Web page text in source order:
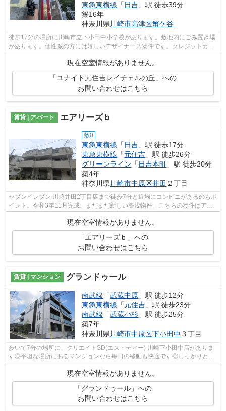
東急東横線 「 日吉 」駅 徒歩39分
築16年
神奈川県川崎市高津区蟹ケ谷
徒歩17分の場所に川崎市立下小田中小学校があります。敷地内にごみ置き場
があります。個性派の方には嬉しいデザイナーズ物件です。クレジットカー
現在空室情報がありません。
「ユナイト元住吉レイチェルの丘」への
お問い合わせはこちら
賃貸 | アパート エアリーズｂ
敷0
東急東横線 「 日吉 」駅 徒歩17分
東急東横線 「元住吉 」駅 徒歩26分
グリーンライン 「 日吉本町 」駅 徒歩20分
築4年
神奈川県 川崎市中原区井田 ２丁目
セブンイレブン 川崎井田2丁目店まで徒歩7分と近場にコンビニがあるのもポ
イント。令和3年11月完成、まだまだ新しい築浅物件。こちらの物件はアパ
ートです。バス停徒歩3分以内なので天...
現在空室情報がありません。
「エアリーズｂ」への
お問い合わせはこちら
賃貸 | マンション グランドゥール
南武線 「武蔵中原 」駅 徒歩12分
東急東横線 「元住吉 」駅 徒歩23分
南武線 「武蔵小杉 」駅 徒歩25分
築7年
神奈川県 川崎市中原区下小田中 ３丁目
歩いて7分の場所に、クリエイトSD(エス・ディー) 川崎下小田中店がありま
す◎平坦な場所にあるマンションなら毎日の移動も快適です◎しっかりとし
た造りが自慢の築7年のマンション◎初期...
現在空室情報がありません。
「グランドゥール」への
お問い合わせはこちら